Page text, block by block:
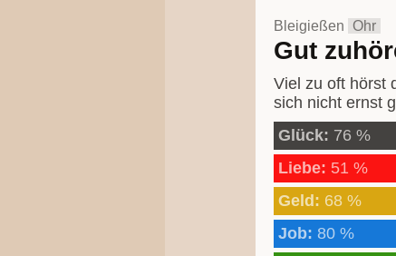
Bleigießen Ohr
Gut
Viel zu oft hörst
sich nicht ernst
Glück: 76 %
Liebe: 51 %
Geld: 68 %
Job: 80 %